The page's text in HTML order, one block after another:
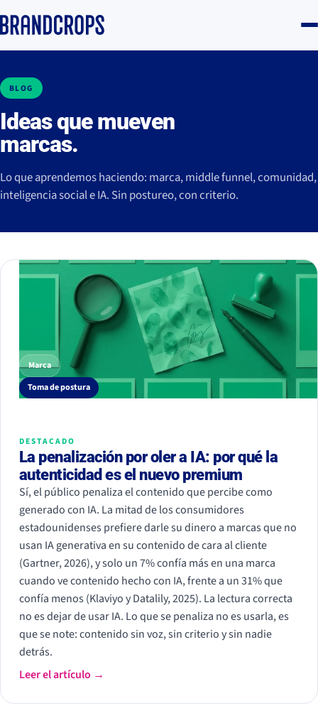
BLOG
Ideas que mueven
marcas.
Lo que aprendemos haciendo: marca, middle funnel, comunidad,
inteligencia social e IA. Sin postureo, con criterio.
Marca
Toma de postura
DESTACADO
La penalización por oler a IA: por qué la
autenticidad es el nuevo premium
Sí, el público penaliza el contenido que percibe como
generado con IA. La mitad de los consumidores
estadounidenses prefiere darle su dinero a marcas que no
usan IA generativa en su contenido de cara al cliente
(Gartner, 2026), y solo un 7% confía más en una marca
cuando ve contenido hecho con IA, frente a un 31% que
confía menos (Klaviyo y Datalily, 2025). La lectura correcta
no es dejar de usar IA. Lo que se penaliza no es usarla, es
que se note: contenido sin voz, sin criterio y sin nadie
detrás.
Leer el artículo →